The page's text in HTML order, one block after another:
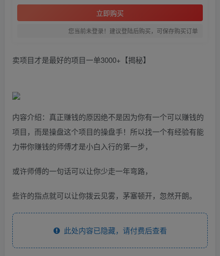
立即购买
您当前未登录！建议登陆后购买，可保存购买订单
卖项目才是最好的项目一单3000+【揭秘】
内容介绍：真正赚钱的原因绝不是因为你有一个可以赚钱的
项目，而是操盘这个项目的操盘手！所以找一个有经验有能
力带你赚钱的师傅才是小白入行的第一步，
或许师傅的一句话可以让你少走一年弯路，
些许的指点就可以让你拨云见雾，茅塞顿开，忽然开朗。
此处内容已隐藏，请付费后查看